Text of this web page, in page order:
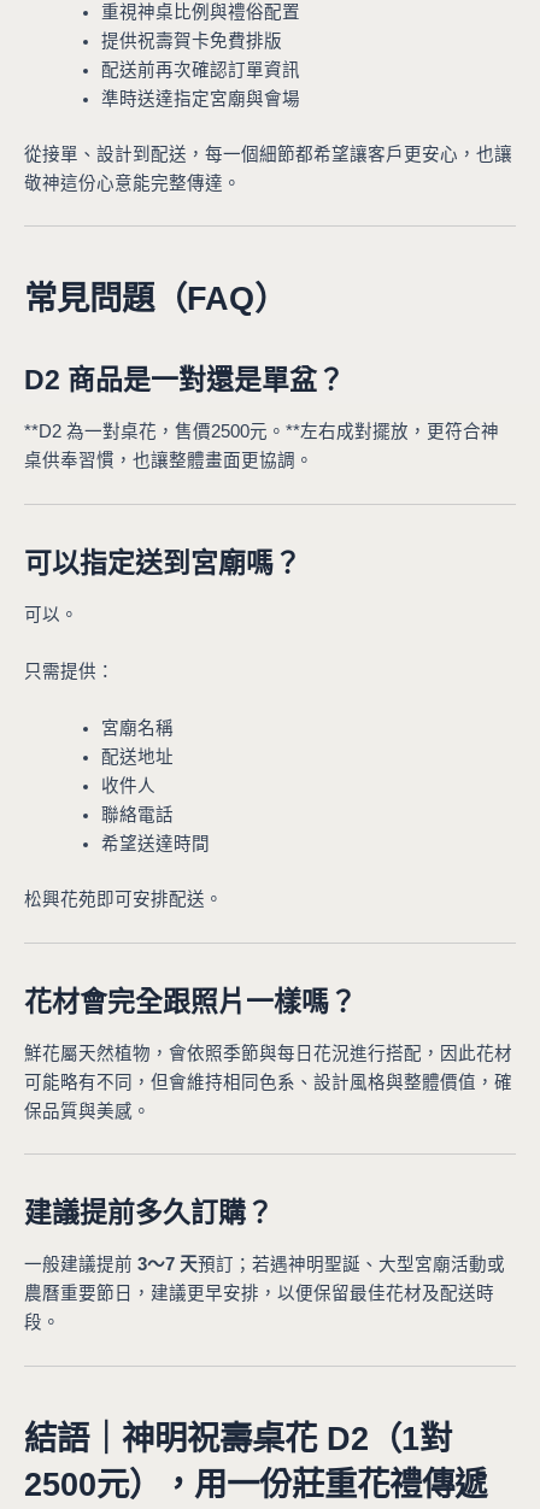
重視神桌比例與禮俗配置
提供祝壽賀卡免費排版
配送前再次確認訂單資訊
準時送達指定宮廟與會場
從接單、設計到配送，每一個細節都希望讓客戶更安心，也讓
敬神這份心意能完整傳達。
常見問題（FAQ）
D2 商品是一對還是單盆？
**D2 為一對桌花，售價2500元。**左右成對擺放，更符合神
桌供奉習慣，也讓整體畫面更協調。
可以指定送到宮廟嗎？
可以。
只需提供：
宮廟名稱
配送地址
收件人
聯絡電話
希望送達時間
松興花苑即可安排配送。
花材會完全跟照片一樣嗎？
鮮花屬天然植物，會依照季節與每日花況進行搭配，因此花材
可能略有不同，但會維持相同色系、設計風格與整體價值，確
保品質與美感。
建議提前多久訂購？
一般建議提前 3～7 天預訂；若遇神明聖誕、大型宮廟活動或
農曆重要節日，建議更早安排，以便保留最佳花材及配送時
段。
結語｜神明祝壽桌花 D2（1對
2500元），用一份莊重花禮傳遞